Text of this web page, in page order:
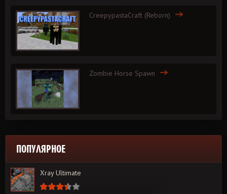
CreepypastaCraft (Reborn)
Zombie Horse Spawn
ПОПУЛЯРНОЕ
Xray Ultimate